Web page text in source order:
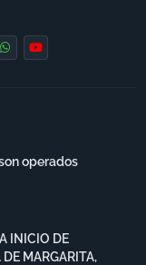
operados
INICIO DE
MARGARITA,